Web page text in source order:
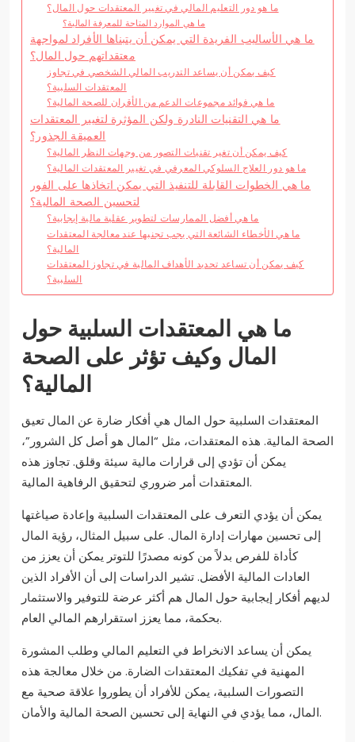
ما هو دور التعليم المالي في تغيير المعتقدات حول المال؟
ما هي الموارد المتاحة للمعرفة المالية؟
ما هي الأساليب الفريدة التي يمكن أن يتبناها الأفراد لمواجهة
معتقداتهم حول المال؟
كيف يمكن أن يساعد التدريب المالي الشخصي في تجاوز
المعتقدات السلبية؟
ما هي فوائد مجموعات الدعم من الأقران للصحة المالية؟
ما هي التقنيات النادرة ولكن المؤثرة لتغيير المعتقدات
العميقة الجذور؟
كيف يمكن أن تغير تقنيات التصور من وجهات النظر المالية؟
ما هو دور العلاج السلوكي المعرفي في تغيير المعتقدات المالية؟
ما هي الخطوات القابلة للتنفيذ التي يمكن اتخاذها على الفور
لتحسين الصحة المالية؟
ما هي أفضل الممارسات لتطوير عقلية مالية إيجابية؟
ما هي الأخطاء الشائعة التي يجب تجنبها عند معالجة المعتقدات
المالية؟
كيف يمكن أن تساعد تحديد الأهداف المالية في تجاوز المعتقدات
السلبية؟
ما هي المعتقدات السلبية حول
المال وكيف تؤثر على الصحة
المالية؟
المعتقدات السلبية حول المال هي أفكار ضارة عن المال تعيق
الصحة المالية. هذه المعتقدات، مثل “المال هو أصل كل الشرور”،
يمكن أن تؤدي إلى قرارات مالية سيئة وقلق. تجاوز هذه
المعتقدات أمر ضروري لتحقيق الرفاهية المالية.
يمكن أن يؤدي التعرف على المعتقدات السلبية وإعادة صياغتها
إلى تحسين مهارات إدارة المال. على سبيل المثال، رؤية المال
كأداة للفرص بدلاً من كونه مصدرًا للتوتر يمكن أن يعزز من
العادات المالية الأفضل. تشير الدراسات إلى أن الأفراد الذين
لديهم أفكار إيجابية حول المال هم أكثر عرضة للتوفير والاستثمار
بحكمة، مما يعزز استقرارهم المالي العام.
يمكن أن يساعد الانخراط في التعليم المالي وطلب المشورة
المهنية في تفكيك المعتقدات الضارة. من خلال معالجة هذه
التصورات السلبية، يمكن للأفراد أن يطوروا علاقة صحية مع
المال، مما يؤدي في النهاية إلى تحسين الصحة المالية والأمان.